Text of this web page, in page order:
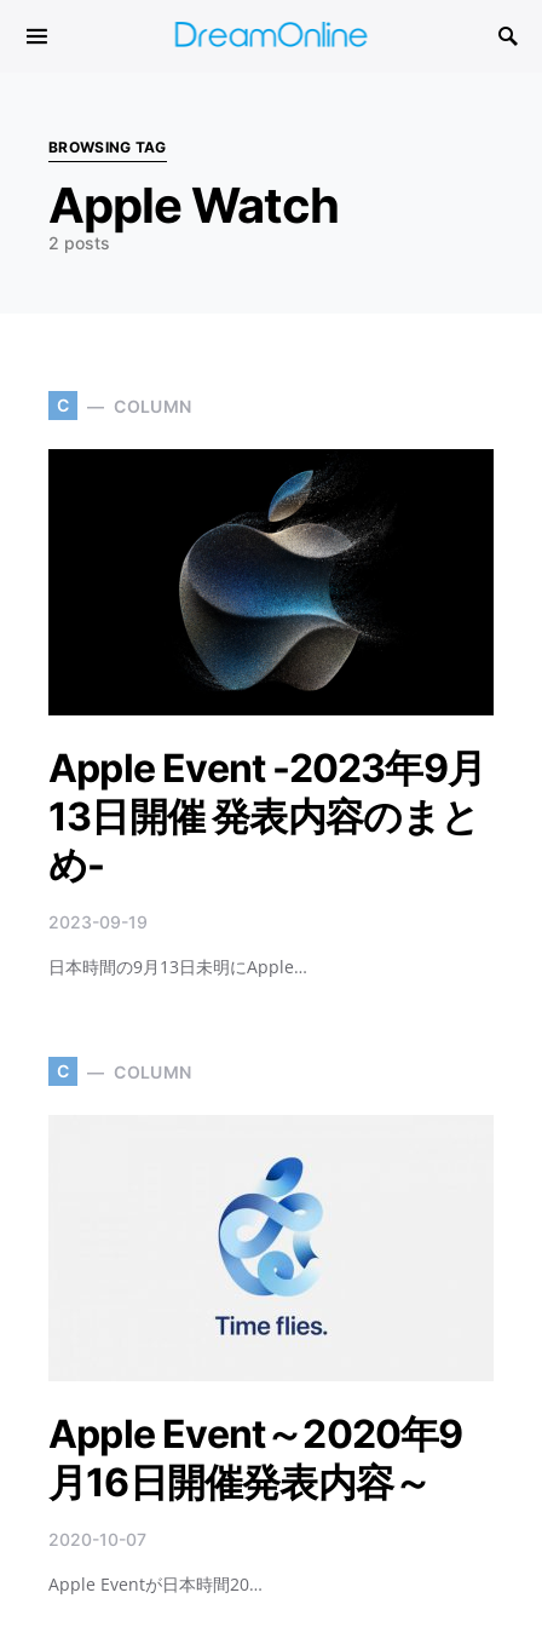
BROWSING TAG
Apple Watch
2 posts
C COLUMN
Apple Event -2023年9月
13日開催 発表内容のまと
め-
2023-09-19
日本時間の9月13日未明にApple…
C COLUMN
Apple Event～2020年9
月16日開催発表内容～
2020-10-07
Apple Eventが日本時間20…